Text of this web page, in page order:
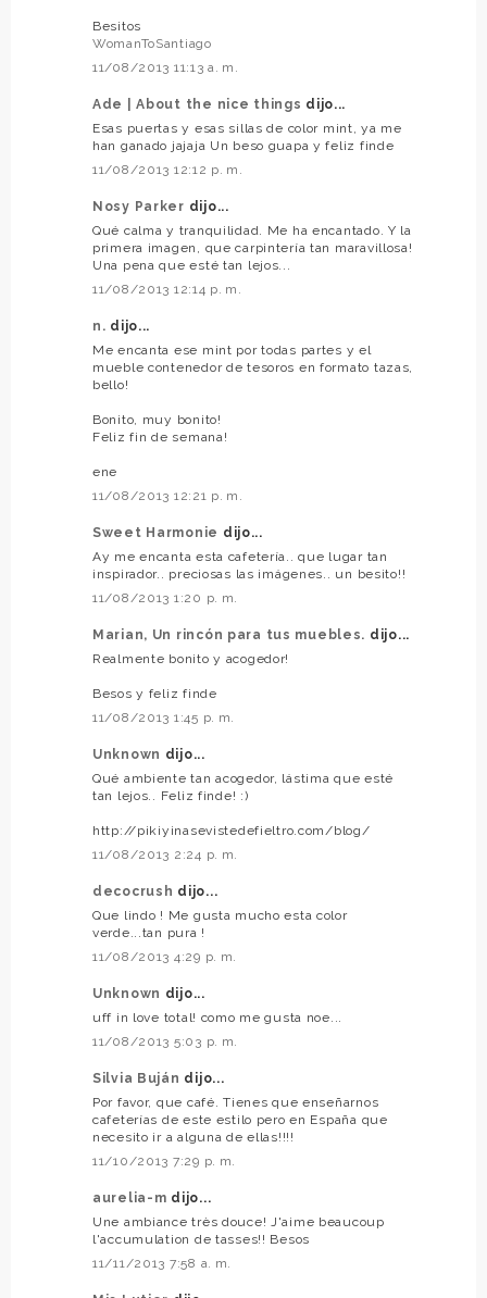
Besitos
WomanToSantiago
11/08/2013 11:13 a. m.
Ade | About the nice things dijo...
Esas puertas y esas sillas de color mint, ya me
han ganado jajaja Un beso guapa y feliz finde
11/08/2013 12:12 p. m.
Nosy Parker dijo...
Qué calma y tranquilidad. Me ha encantado. Y la
primera imagen, que carpintería tan maravillosa!
Una pena que esté tan lejos...
11/08/2013 12:14 p. m.
n. dijo...
Me encanta ese mint por todas partes y el
mueble contenedor de tesoros en formato tazas,
bello!
Bonito, muy bonito!
Feliz fin de semana!
ene
11/08/2013 12:21 p. m.
Sweet Harmonie dijo...
Ay me encanta esta cafetería.. que lugar tan
inspirador.. preciosas las imágenes.. un besito!!
11/08/2013 1:20 p. m.
Marian, Un rincón para tus muebles. dijo...
Realmente bonito y acogedor!
Besos y feliz finde
11/08/2013 1:45 p. m.
Unknown dijo...
Qué ambiente tan acogedor, lástima que esté
tan lejos.. Feliz finde! :)
http://pikiyinasevistedefieltro.com/blog/
11/08/2013 2:24 p. m.
decocrush dijo...
Que lindo ! Me gusta mucho esta color
verde...tan pura !
11/08/2013 4:29 p. m.
Unknown dijo...
uff in love total! como me gusta noe...
11/08/2013 5:03 p. m.
Silvia Buján dijo...
Por favor, que café. Tienes que enseñarnos
cafeterías de este estilo pero en España que
necesito ir a alguna de ellas!!!!
11/10/2013 7:29 p. m.
aurelia-m dijo...
Une ambiance très douce! J'aime beaucoup
l'accumulation de tasses!! Besos
11/11/2013 7:58 a. m.